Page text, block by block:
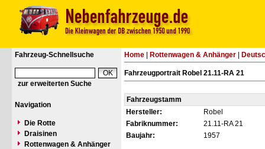
Fahrzeug-Schnellsuche
zur erweiterten Suche
Navigation
Die Rotte
Draisinen
Rottenwagen & Anhänger
Home Rottenwagen & Anhänger
Fahrzeugportrait Robel 21.11-RA 21
Fahrzeugstamm
Hersteller:
Robel
Fabriknummer:
21.11-RA 21
Baujahr:
1957